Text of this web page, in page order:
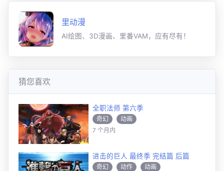
里动漫
AI绘图、3D漫画、里番VAM，应有尽有！
猜您喜欢
全职法师 第六季
奇幻
动画
7 个月内
进击的巨人 最终季 完结篇 后篇
奇幻 动作
动画